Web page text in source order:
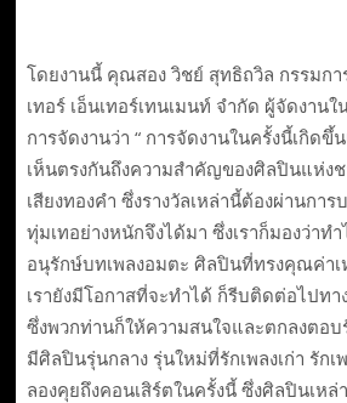
โดยงานนี้ คุณสอง วิชย์ สุทธิถวิล กรรมก
เทอร์ เอ็นเทอร์เทนเมนท์ จำกัด ผู้จัดงาน
การจัดงานว่า “ การจัดงานในครั้งนี้เกิดขึ้
เห็นตรงกันถึงความสำคัญของศิลปินแห่ง
เสียงทองคำ ซึ่งรางวัลเหล่านี้ต้องผ่านกา
ทุ่มเทอย่างหนักจึงได้มา ซึ่งเราก็มองว่าท
อนุรักษ์บทเพลงอมตะ ศิลปินที่ทรงคุณค่าเ
เรายังมีโอกาสที่จะทำได้ ก็รีบติดต่อไปท
ซึ่งพวกท่านก็ให้ความสนใจและตกลงตอบ
มีศิลปินรุ่นกลาง รุ่นใหม่ที่รักเพลงเก่า รักเ
ลองคุยถึงคอนเสิร์ตในครั้งนี้ ซึ่งศิลปินเหล่